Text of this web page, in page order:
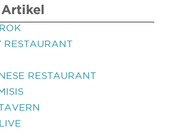
RESTAURANT
RESTAURANT